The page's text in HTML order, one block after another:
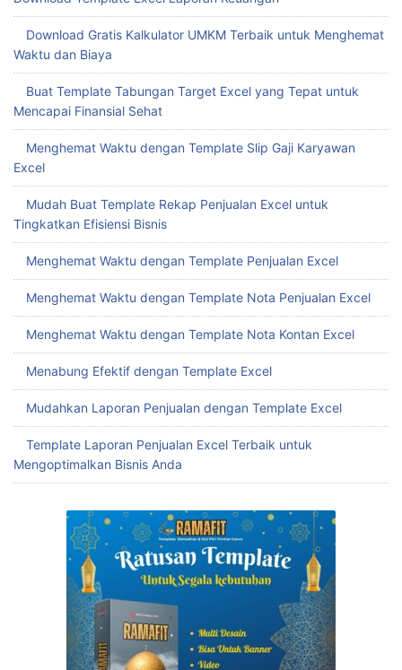
Pilih Template Excel Laporan Keuangan Terbaik Dengan Free
Download Template Excel Laporan Keuangan
Download Gratis Kalkulator UMKM Terbaik untuk Menghemat
Waktu dan Biaya
Buat Template Tabungan Target Excel yang Tepat untuk
Mencapai Finansial Sehat
Excel
Mudah Buat Template Rekap Penjualan Excel untuk
Tingkatkan Efisiensi Bisnis
Menghemat Waktu dengan Template Penjualan Excel
Menghemat Waktu dengan Template Nota Penjualan Excel
Menghemat Waktu dengan Template Nota Kontan Excel
Menabung Efektif dengan Template Excel
Mudahkan Laporan Penjualan dengan Template Excel
Template Laporan Penjualan Excel Terbaik untuk